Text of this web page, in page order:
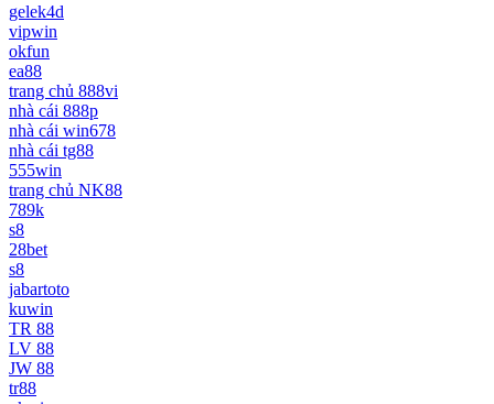
gelek4d
vipwin
okfun
ea88
trang chủ 888vi
nhà cái 888p
nhà cái win678
nhà cái tg88
555win
trang chủ NK88
789k
s8
28bet
s8
jabartoto
kuwin
TR 88
LV 88
JW 88
tr88